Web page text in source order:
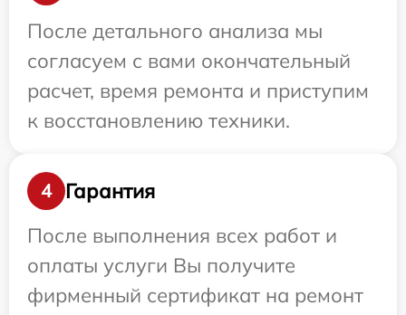
После детального анализа мы
согласуем с вами окончательный
расчет, время ремонта и приступим
к восстановлению техники.
4
Гарантия
После выполнения всех работ и
оплаты услуги Вы получите
фирменный сертификат на ремонт